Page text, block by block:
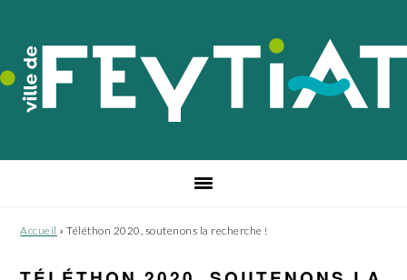
navigation
principale
contenu
principal
pied
de
page
Accueil »Téléthon 2020, soutenons la recherche !